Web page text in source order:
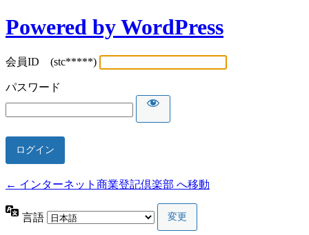
Powered by WordPress
会員ID (stc*****)
パスワード
← インターネット商業登記倶楽部 へ移動
言語